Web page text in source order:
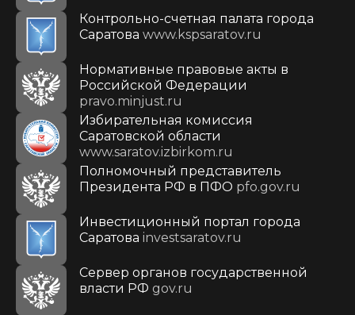
Контрольно-счетная палата города
Саратова www.kspsaratov.ru
Нормативные правовые акты в
Российской Федерации
pravo.minjust.ru
Избирательная комиссия
Саратовской области
www.saratov.izbirkom.ru
Полномочный представитель
Президента РФ в ПФО pfo.gov.ru
Инвестиционный портал города
Саратова investsaratov.ru
Сервер органов государственной
власти РФ gov.ru